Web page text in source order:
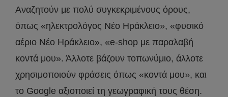
Αναζητούν με πολύ συγκεκριμένους όρους,
όπως «ηλεκτρολόγος Νέο Ηράκλειο», «φυσικό
αέριο Νέο Ηράκλειο», «e-shop με παραλαβή
κοντά μου». Άλλοτε βάζουν τοπωνύμιο, άλλοτε
χρησιμοποιούν φράσεις όπως «κοντά μου», και
το Google αξιοποιεί τη γεωγραφική τους θέση.